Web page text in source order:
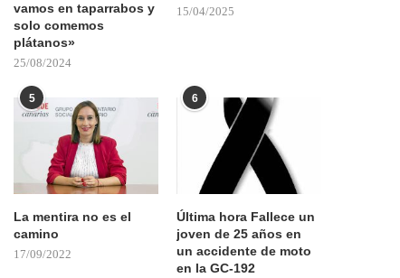
vamos en taparrabos y
solo comemos
plátanos»
25/08/2024
15/04/2025
5
La mentira no es el
camino
17/09/2022
6
Última hora Fallece un
joven de 25 años en
un accidente de moto
en la GC-192